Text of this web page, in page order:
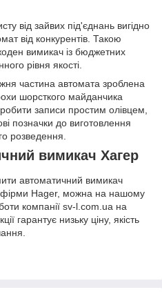
від зайвих під'єднань вигідно
від конкурентів. Такою
вимикач із бюджетних
рівня якості.
частина автомата зроблена
шорсткого майданчика
записи простим олівцем,
позначки до виготовлення
розведення.
вимикач Хагер
автоматичний вимикач
фірми Hager, можна на нашому
компанії sv-l.com.ua на
гарантує низьку ціну, якість